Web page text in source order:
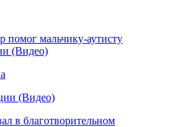
помог мальчику-аутисту
(Видео)
(Видео)
в благотворительном